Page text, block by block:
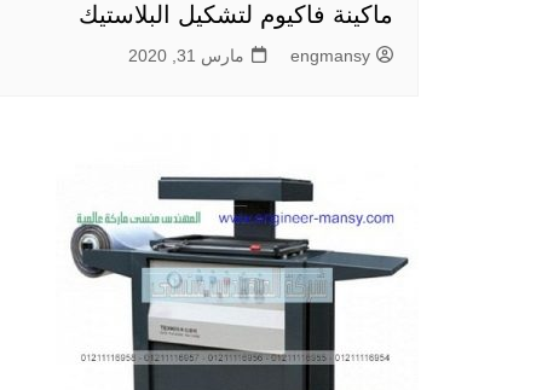
ماكينة فاكيوم لتشكيل البلاستيك
engmansy مارس 31, 2020